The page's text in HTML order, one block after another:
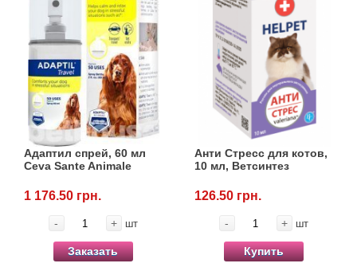
Адаптил спрей, 60 мл
Ceva Sante Animale
1 176.50 грн.
- + шт
Заказать
Анти Стресс для котов,
10 мл, Ветсинтез
126.50 грн.
- + шт
Купить